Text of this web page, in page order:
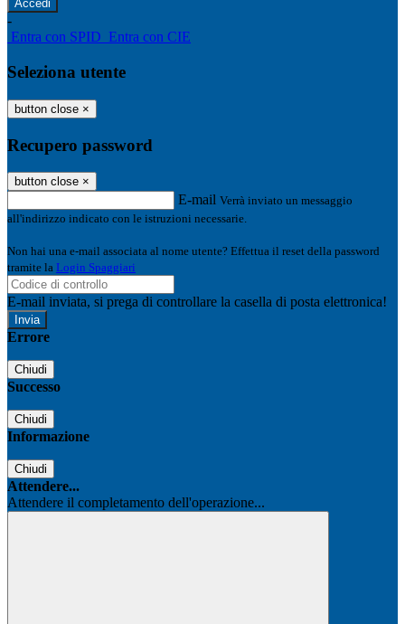
-
Entra con SPID Entra con CIE
Seleziona utente
button close ×
Recupero password
button close ×
E-mail Verrà inviato un messaggio
all'indirizzo indicato con le istruzioni necessarie.
Non hai una e-mail associata al nome utente? Effettua il reset della password
tramite la Login Spaggiari
E-mail inviata, si prega di controllare la casella di posta elettronica!
Errore
Chiudi
Successo
Chiudi
Informazione
Chiudi
Attendere...
Attendere il completamento dell'operazione...